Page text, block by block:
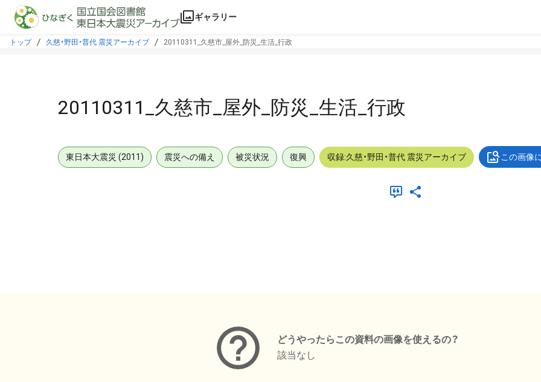
本文に飛ぶ
ギャラリー
トップ 久慈・野田・普代 震災アーカイブ 20110311_久慈市_屋外_防災_生活_行政
20110311_久慈市_屋外_防災_生活_行政
東日本大震災 (2011) 震災への備え 被災状況 復興 収録:久慈・野田・普代 震災アーカイブ この画像
どうやったらこの資料の画像を使えるの？
該当なし